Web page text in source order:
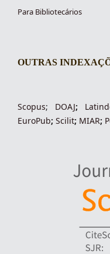
Para Bibliotecários
indexacoes-fronteiras
OUTRAS
Scopus; DOAJ;
EuroPub; Scilit; MIAR;
indexadores-fronteiras